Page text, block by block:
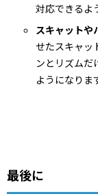
対応できるよ
スキャットや
せたスキャッ
ンとリズムだ
ようになりま
最後に